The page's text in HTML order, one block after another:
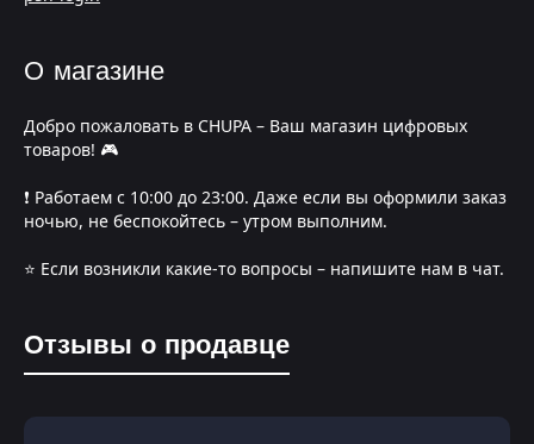
О магазине
Добро пожаловать в CHUPA – Ваш магазин цифровых
товаров! 🎮
❗️ Работаем с 10:00 до 23:00. Даже если вы оформили заказ
ночью, не беспокойтесь – утром выполним.
⭐️ Если возникли какие-то вопросы – напишите нам в чат.
Отзывы о продавце